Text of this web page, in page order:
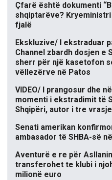
Çfarë është dokumenti
shqiptarëve?
fjalë
Ekskluzive/ I ekstraduar
Channel zbardh dosjen e
sherr për një kasetofon
vëllezërve në Patos
VIDEO/ I prangosur dhe
momenti i ekstradimit të
Shqipëri, autor i tre
Senati amerikan
ambasador të SHBA-së
Aventurë e re për
transferohet te klubi i
milionë euro